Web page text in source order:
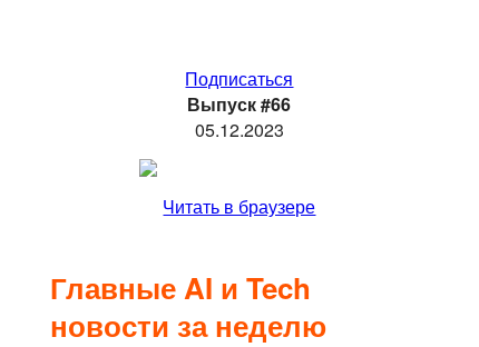
Подписаться
Выпуск #66
05.12.2023
Читать в браузере
Главные AI и Tech
новости за неделю